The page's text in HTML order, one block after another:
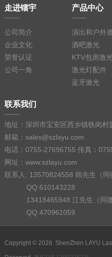
走进镭宇
公司简介
企业文化
荣誉认证
公司一角
产品中心
演出和户外
酒吧激光
KTV包房激光
激光灯配件
蓝牙激光
联系我们
地址：深圳市宝安区西乡镇铁岗村
邮箱：sales@szlayu.com
电话：0755-27696755 传真：
网址：www.szlayu.com
联系人: 13570824558 韩先生（同
QQ:610143228
13418465948 江先生（同微
QQ:470961059
Copyright © 2026 ShenZhen LAYU